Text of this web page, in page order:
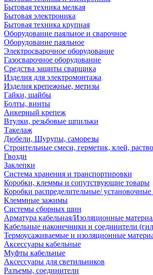
Бытовая техника мелкая
Бытовая электроника
Бытовая техника крупная
Оборудование паяльное и сварочное
Оборудование паяльное
Электросварочное оборудование
Газосварочное оборудование
Средства защиты сварщика
Изделия для электромонтажа
Изделия крепежные, метизы
Гайки, шайбы
Болты, винты
Анкерный крепеж
Втулки, резьбовые шпильки
Такелаж
Дюбели, Шурупы, саморезы
Строительные смеси, герметик, клей,
Гвозди
Заклепки
Система хранения и транспортировки
Коробки, клеммы и сопутствующие товары
Коробки распределительные/ установочные
Клеммные зажимы
Системы сборных шин
Арматура кабельная/Изоляционные
Кабельные наконечники и соединители
Термоусаживаемые и изоляционные
Аксессуары кабельные
Муфты кабельные
Аксессуары для светильников
Разъемы, соединители